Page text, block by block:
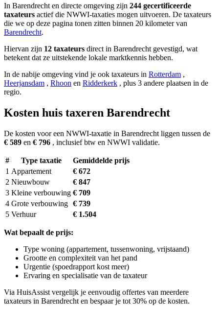
In Barendrecht en directe omgeving zijn 244 gecertificeerde
taxateurs actief die NWWI-taxaties mogen uitvoeren. De taxateurs
die we op deze pagina tonen zitten binnen 20 kilometer van
Barendrecht.
Hiervan zijn 12 taxateurs direct in Barendrecht gevestigd, wat
betekent dat ze uitstekende lokale marktkennis hebben.
In de nabije omgeving vind je ook taxateurs in Rotterdam ,
Heerjansdam , Rhoon en Ridderkerk , plus 3 andere plaatsen in de
regio.
Kosten huis taxeren Barendrecht
De kosten voor een NWWI-taxatie in Barendrecht liggen tussen de
€ 589 en € 796 , inclusief btw en NWWI validatie.
# Type taxatie
Gemiddelde prijs
1 Appartement
€ 672
2 Nieuwbouw
€ 847
3 Kleine verbouwing € 709
4 Grote verbouwing € 739
5 Verhuur € 1.504
Wat bepaalt de prijs:
Type woning (appartement, tussenwoning, vrijstaand)
Grootte en complexiteit van het pand
Urgentie (spoedrapport kost meer)
Ervaring en specialisatie van de taxateur
Via HuisAssist vergelijk je eenvoudig offertes van meerdere
taxateurs in Barendrecht en bespaar je tot 30% op de kosten.